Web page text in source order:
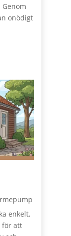
onödigt
enkelt,
för att